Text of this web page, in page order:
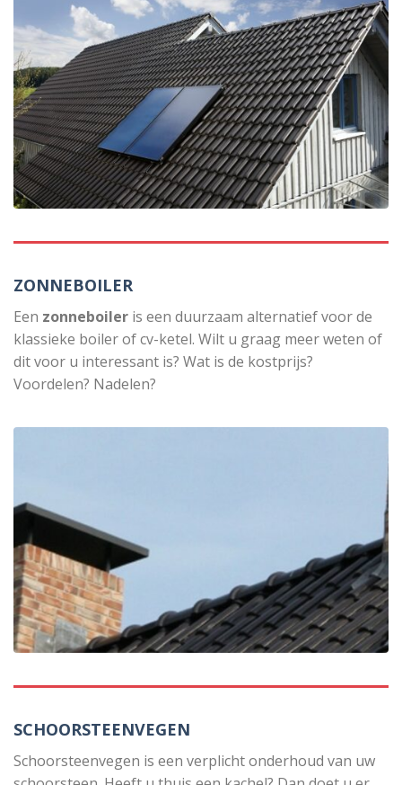
ZONNEBOILER
Een zonneboiler is een duurzaam alternatief voor de
klassieke boiler of cv-ketel. Wilt u graag meer weten of
dit voor u interessant is? Wat is de kostprijs?
Voordelen? Nadelen?
SCHOORSTEENVEGEN
Schoorsteenvegen is een verplicht onderhoud van uw